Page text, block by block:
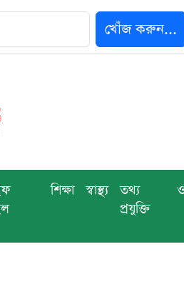
খোঁজ করুন...
শিক্ষা স্বাস্থ্য
তথ্য ও
প্রযুক্তি